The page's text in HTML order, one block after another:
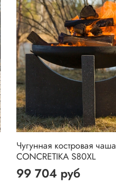
Чугунная костровая чаша
CONCRETIKA S80XL
99 704 руб